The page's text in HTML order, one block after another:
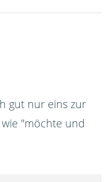
gut nur eins zur
"möchte und